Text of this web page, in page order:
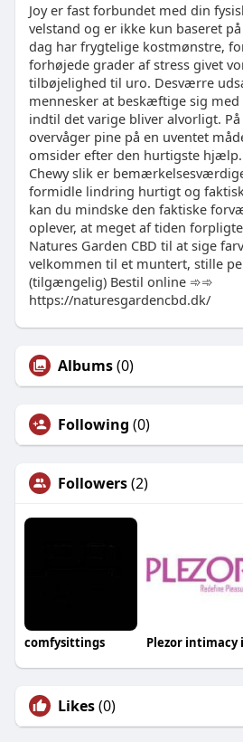
Joy er fast forbundet med din
velstand og er ikke kun baseret
dag har frygtelige kostmønstre,
forhøjede grader af stress givet
tilbøjelighed til uro. Desværre
mennesker at beskæftige sig med
indtil det varige bliver alvorligt.
overvåger pine på en uventet
omsider efter den hurtigste hjælp.
Chewy slik er
formidle lindring hurtigt og
kan du mindske den faktiske
oplever, at meget af tiden
Natures Garden CBD til at sige
velkommen til et muntert, stille
(tilgængelig) Bestil online ➾➾
https://naturesgardencbd.dk/
Albums(0)
Following (0)
Followers(2)
comfysittings
Likes(0)